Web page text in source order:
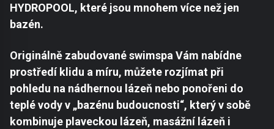
HYDROPOOL, které jsou mnohem více než jen
bazén.
Originálně zabudované swimspa Vám nabídne
prostředí klidu a míru, můžete rozjímat při
pohledu na nádhernou lázeň nebo ponořeni do
teplé vody v „bazénu budoucnosti“, který v sobě
kombinuje plaveckou lázeň, masážní lázeň i